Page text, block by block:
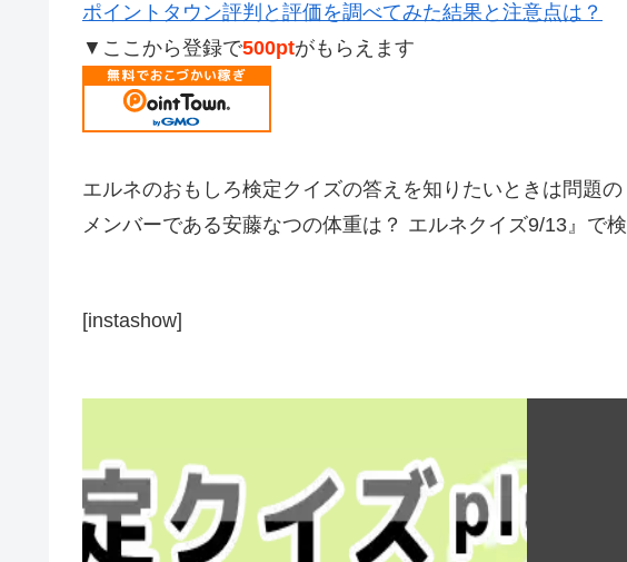
ポイントタウン評判と評価を調べてみた結果と注意点は？
▼ここから登録で500ptがもらえます
エルネのおもしろ検定クイズの答えを知りたいときは問題
メンバーである安藤なつの体重は？ エルネクイズ9/13』で
[instashow]